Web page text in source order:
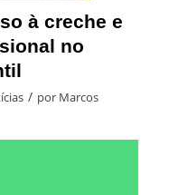
à creche e
no
/ por Marcos